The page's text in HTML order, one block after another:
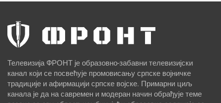
Телевизија ФРОНТ је образовно-забавни телевизијски
канал који се посвећује промовисању српске војничке
традиције и афирмацији српске војске. Примарни циљ
канала је да на савремен и модеран начин обрађује теме